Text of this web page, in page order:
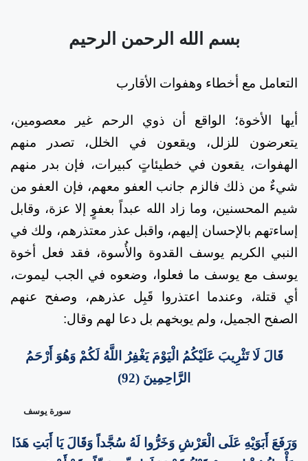
بسم الله الرحمن الرحيم
التعامل مع أخطاء وهفوات الأقارب
أيها الأخوة؛ الواقع أن ذوي الرحم غير معصومين،
يتعرضون للزلل، ويقعون في الخلل، تصدر منهم
الهفوات، يقعون في خطيئاتٍ كبيرات، فإن بدر منهم
شيءٌ من ذلك فالزم جانب العفو معهم، فإن العفو من
شيم المحسنين، وما زاد الله عبداً بعفوٍ إلا عزة، وقابل
إساءتهم بالإحسان إليهم، واقبل عذر معتذرهم، ولك في
النبي الكريم يوسف القدوة والأُسوة، فقد فعل أخوة
يوسف مع يوسف ما فعلوا، وضعوه في الجب ليموت،
أي قتلة، وعندما اعتذروا قَبِل عذرهم، وصفح عنهم
الصفح الجميل، ولم يوبخهم بل دعا لهم وقال:
قَالَ لَا تَثْرِيبَ عَلَيْكُمُ الْيَوْمَ يَغْفِرُ اللَّهُ لَكُمْ وَهُوَ أَرْحَمُ
الرَّاحِمِينَ (92)
سورة يوسف
وَرَفَعَ أَبَوَيْهِ عَلَى الْعَرْشِ وَخَرُّوا لَهُ سُجَّداً وَقَالَ يَا أَبَتِ هَذَا